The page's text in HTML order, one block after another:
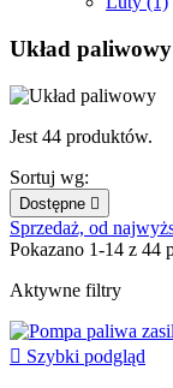
Układ paliwowy
Jest 44 produktów.
Sortuj wg:
Dostępne 
Sprzedaż, od
Pokazano 1-14 z 44
Aktywne filtry
 Szybki podgląd